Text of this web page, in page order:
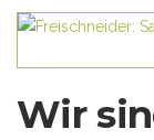
Wir